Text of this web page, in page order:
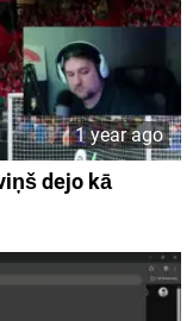
1 year ago
dejo kā